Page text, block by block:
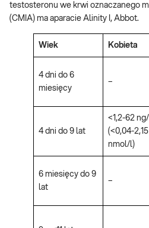
testosteronu we krwi oznaczanego
(CMIA) ma aparacie Alinity I, Abbot.
Wiek Kobieta
4 dni do 6
miesięcy
–
4 dni do 9 lat
<1,2-62
(<0,04-2,15
nmol/l)
6 miesięcy do 9
lat
–